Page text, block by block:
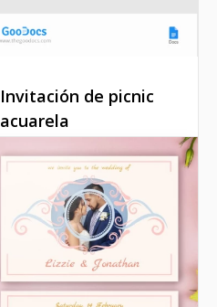
Invitación de picnic
acuarela
Abraza el aire libre con
nuestra plantilla de
Invitación de Picnic de
Acuarela. Este encantador
diseño captura la esencia
de un día soleado y una
deliciosa variedad de
alimentos.